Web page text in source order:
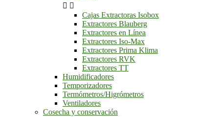
 
Cajas Extractoras Isobox
Extractores Blauberg
Extractores en Línea
Extractores Iso-Max
Extractores Prima Klima
Extractores RVK
Extractores TT
Humidificadores
Temporizadores
Termómetros/Higrómetros
Ventiladores
Cosecha y conservación